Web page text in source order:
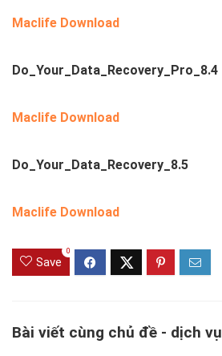
Maclife Download
Do_Your_Data_Recovery_Pro_8.4
Maclife Download
Do_Your_Data_Recovery_8.5
Maclife Download
Save
0
Bài viết cùng chủ đề - dịch vụ